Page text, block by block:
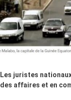
Les juristes
des affaires et en